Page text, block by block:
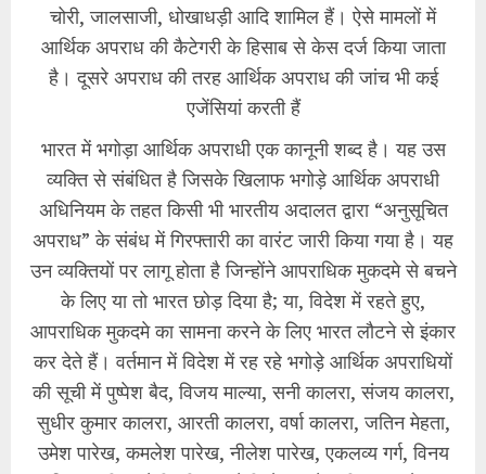
चोरी, जालसाजी, धोखाधड़ी आदि शामिल हैं। ऐसे मामलों में
आर्थिक अपराध की कैटेगरी के हिसाब से केस दर्ज किया जाता
है। दूसरे अपराध की तरह आर्थिक अपराध की जांच भी कई
एजेंसियां करती हैं
भारत में भगोड़ा आर्थिक अपराधी एक कानूनी शब्द है। यह उस
व्यक्ति से संबंधित है जिसके खिलाफ भगोड़े आर्थिक अपराधी
अधिनियम के तहत किसी भी भारतीय अदालत द्वारा “अनुसूचित
अपराध” के संबंध में गिरफ्तारी का वारंट जारी किया गया है। यह
उन व्यक्तियों पर लागू होता है जिन्होंने आपराधिक मुकदमे से बचने
के लिए या तो भारत छोड़ दिया है; या, विदेश में रहते हुए,
आपराधिक मुकदमे का सामना करने के लिए भारत लौटने से इंकार
कर देते हैं। वर्तमान में विदेश में रह रहे भगोड़े आर्थिक अपराधियों
की सूची में पुष्पेश बैद, विजय माल्या, सनी कालरा, संजय कालरा,
सुधीर कुमार कालरा, आरती कालरा, वर्षा कालरा, जतिन मेहता,
उमेश पारेख, कमलेश पारेख, नीलेश पारेख, एकलव्य गर्ग, विनय